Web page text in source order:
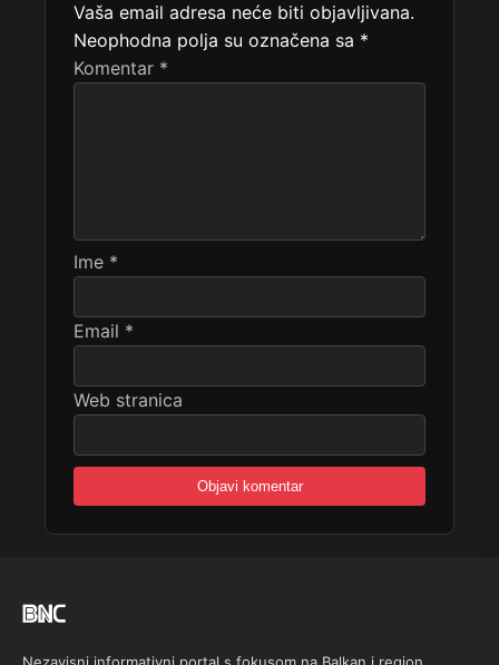
Vaša email adresa neće biti objavljivana.
Neophodna polja su označena sa *
Komentar *
Ime *
Email *
Web stranica